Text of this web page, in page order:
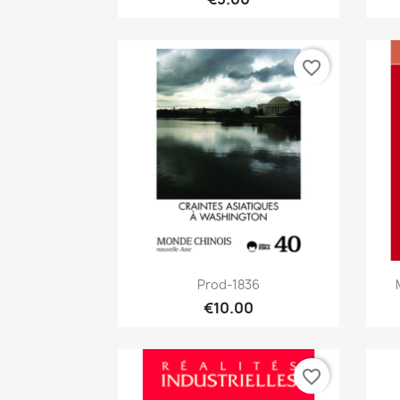
Quick view
Prod-1836
€10.00
favorite_border
favorite_border